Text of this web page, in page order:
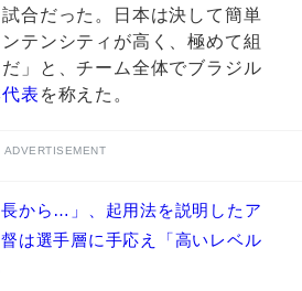
合だった。日本は決して簡単
テンシティが高く、極めて組
」と、チーム全体でブラジル
表 を称えた。
ADVERTISEMENT
から…」、起用法を説明したア
は選手層に手応え「高いレベル